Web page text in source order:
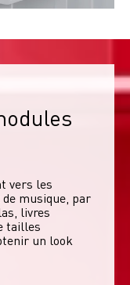
vers les
musique, par
livres
tailles
un look